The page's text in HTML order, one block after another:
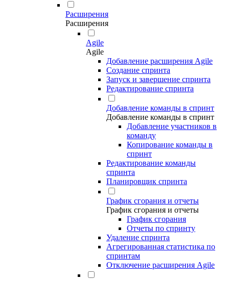
Расширения
Расширения
Agile
Agile
Добавление расширения Agile
Создание спринта
Запуск и завершение спринта
Редактирование спринта
Добавление команды в спринт
Добавление команды в спринт
Добавление участников в
команду
Копирование команды в
спринт
Редактирование команды
спринта
Планировщик спринта
График сгорания и отчеты
График сгорания и отчеты
График сгорания
Отчеты по спринту
Удаление спринта
Агрегированная статистика по
спринтам
Отключение расширения Agile